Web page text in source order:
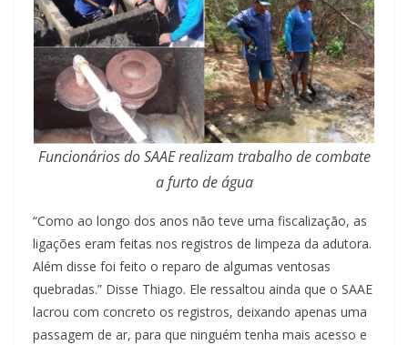
Funcionários do SAAE realizam trabalho de combate
a furto de água
“Como ao longo dos anos não teve uma fiscalização, as
ligações eram feitas nos registros de limpeza da adutora.
Além disse foi feito o reparo de algumas ventosas
quebradas.” Disse Thiago. Ele ressaltou ainda que o SAAE
lacrou com concreto os registros, deixando apenas uma
passagem de ar, para que ninguém tenha mais acesso e